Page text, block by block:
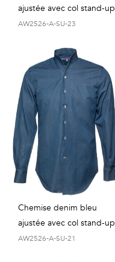
ajustée avec col stand-up
AW2526-A-SU-23
Chemise denim bleu
ajustée avec col stand-up
AW2526-A-SU-21